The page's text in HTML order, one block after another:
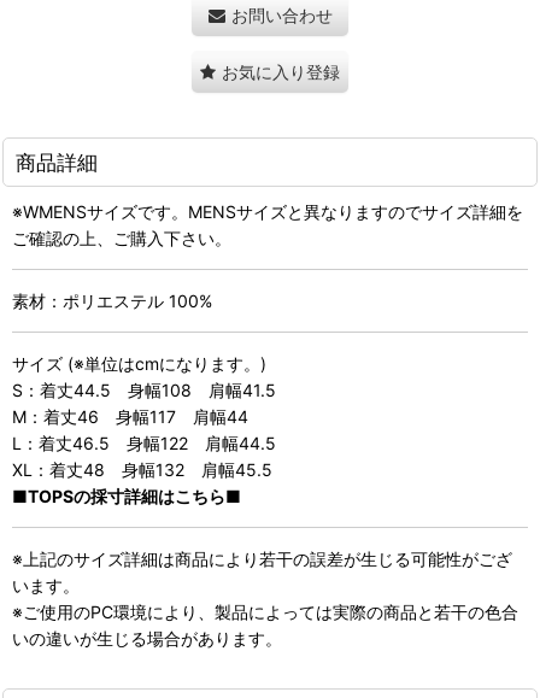
お問い合わせ
お気に入り登録
商品詳細
※WMENSサイズです。MENSサイズと異なりますのでサイズ詳細を
ご確認の上、ご購入下さい。
素材：ポリエステル 100%
サイズ (※単位はcmになります。)
S：着丈44.5 身幅108 肩幅41.5
M：着丈46 身幅117 肩幅44
L：着丈46.5 身幅122 肩幅44.5
XL：着丈48 身幅132 肩幅45.5
■TOPSの採寸詳細はこちら■
※上記のサイズ詳細は商品により若干の誤差が生じる可能性がござ
います。
※ご使用のPC環境により、製品によっては実際の商品と若干の色合
いの違いが生じる場合があります。